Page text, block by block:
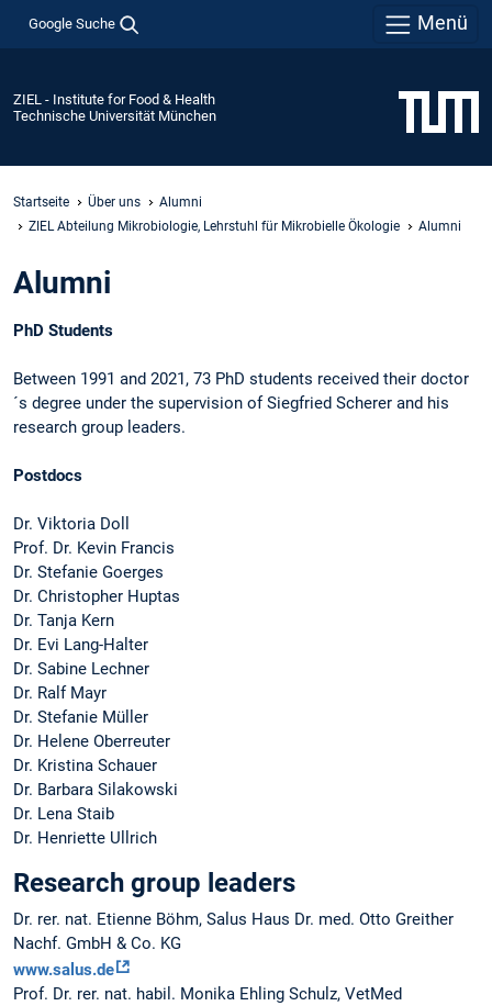
Google Suche Menü
ZIEL - Institute for Food & Health
Technische Universität München
Startseite Über uns
Alumni
ZIEL Abteilung Mikrobiologie, Lehrstuhl für Mikrobielle Ökologie
Alumni
Alumni
PhD Students
Between 1991 and 2021, 73 PhD students received their doctor
´s degree under the supervision of Siegfried Scherer and his
research group leaders.
Postdocs
Dr. Viktoria Doll
Prof. Dr. Kevin Francis
Dr. Stefanie Goerges
Dr. Christopher Huptas
Dr. Tanja Kern
Dr. Evi Lang-Halter
Dr. Sabine Lechner
Dr. Ralf Mayr
Dr. Stefanie Müller
Dr. Helene Oberreuter
Dr. Kristina Schauer
Dr. Barbara Silakowski
Dr. Lena Staib
Dr. Henriette Ullrich
Research group leaders
Dr. rer. nat. Etienne Böhm, Salus Haus Dr. med. Otto Greither
Nachf. GmbH & Co. KG
www.salus.de
Prof. Dr. rer. nat. habil. Monika Ehling Schulz, VetMed